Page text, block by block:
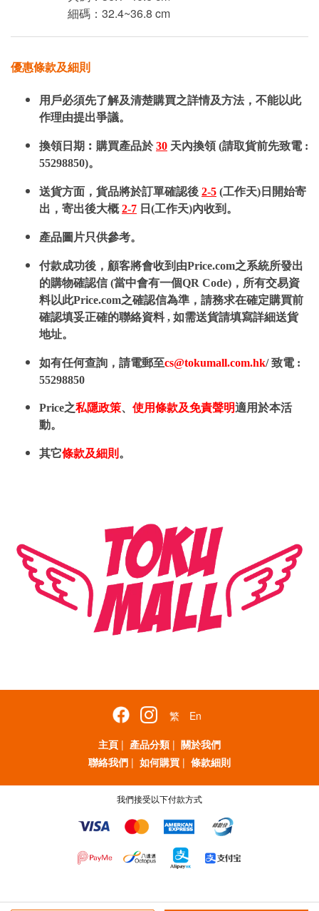
細碼：32.4~36.8 cm
優惠條款及細則
用戶必須先了解及清楚購買之詳情及方法，不能以此
作理由提出爭議。
換領日期︰購買產品於30 天內換領 (請取貨前先致電 :
55298850)。
送貨方面，貨品將於訂單確認後 2-5 (工作天)日開始寄
出，寄出後大概2-7 日(工作天)內收到。
產品圖片只供參考。
付款成功後，顧客將會收到由Price.com之系統所發出
的購物確認信 (當中會有一個QR Code)，所有交易資
料以此Price.com之確認信為準，請務求在確定購買前
確認填妥正確的聯絡資料 , 如需送貨請填寫詳細送貨
地址。
如有任何查詢，請電郵至cs@tokumall.com.hk/ 致電 :
55298850
Price之私隱政策、 使用條款及免責聲明適用於本活
動。
其它條款及細則 。
繁
En
主頁 | 產品分類 | 關於我們
聯絡我們 | 如何購買 | 條款細則
我們接受以下付款方式